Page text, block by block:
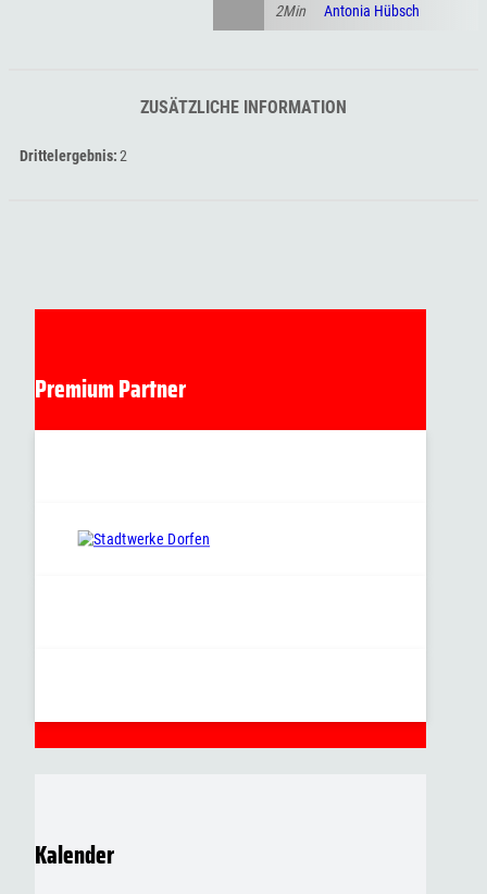
2Min Antonia Hübsch
ZUSÄTZLICHE INFORMATION
Drittelergebnis 2
Premium Partner
Kalender